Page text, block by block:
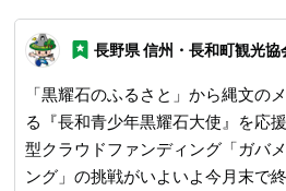
長野県 信州・長和町観光協
「黒耀石のふるさと」から縄文の
る『長和青少年黒耀石大使』を応
型クラウドファンディング「ガバ
ング」の挑戦がいよいよ今月末で